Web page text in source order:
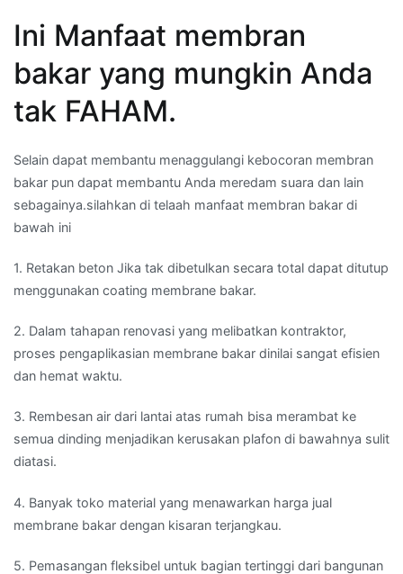
Ini Manfaat membran
bakar yang mungkin Anda
tak FAHAM.
Selain dapat membantu menaggulangi kebocoran membran
bakar pun dapat membantu Anda meredam suara dan lain
sebagainya.silahkan di telaah manfaat membran bakar di
bawah ini
1. Retakan beton Jika tak dibetulkan secara total dapat ditutup
menggunakan coating membrane bakar.
2. Dalam tahapan renovasi yang melibatkan kontraktor,
proses pengaplikasian membrane bakar dinilai sangat efisien
dan hemat waktu.
3. Rembesan air dari lantai atas rumah bisa merambat ke
semua dinding menjadikan kerusakan plafon di bawahnya sulit
diatasi.
4. Banyak toko material yang menawarkan harga jual
membrane bakar dengan kisaran terjangkau.
5. Pemasangan fleksibel untuk bagian tertinggi dari bangunan